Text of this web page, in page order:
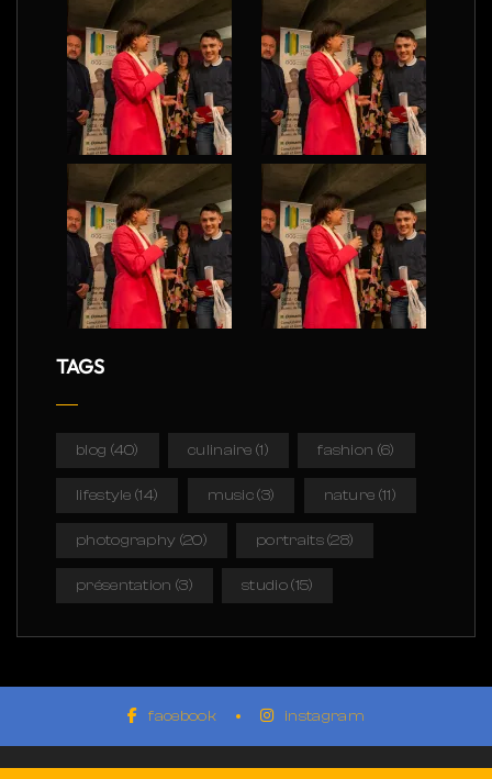
TAGS
blog (40) culinaire (1) fashion (6)
lifestyle (14) music(3) nature (11)
photography (20) portraits(28)
présentation (3) studio(15)
facebook instagram